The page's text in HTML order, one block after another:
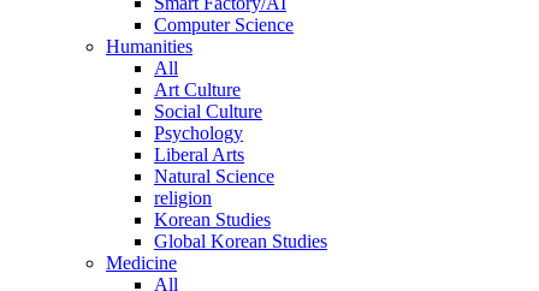
Computer Science
Humanities
All
Art Culture
Social Culture
Psychology
Liberal Arts
Natural Science
religion
Korean Studies
Global Korean Studies
Medicine
All